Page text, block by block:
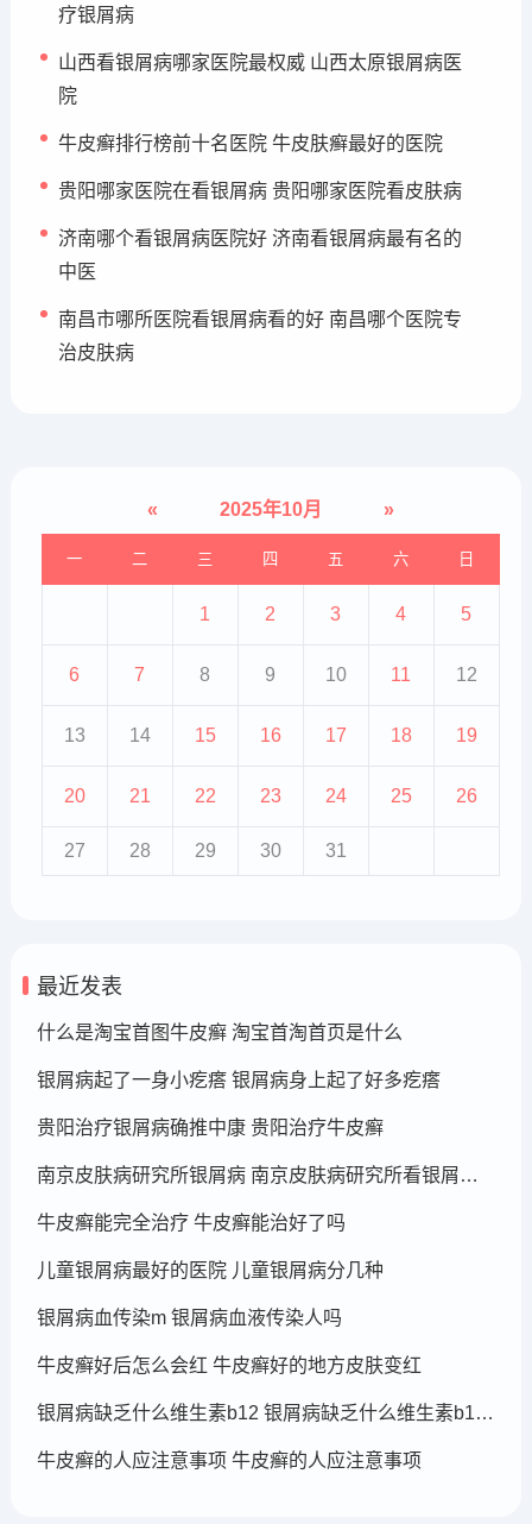
疗银屑病
山西看银屑病哪家医院最权威 山西太原银屑病医
院
牛皮癣排行榜前十名医院 牛皮肤癣最好的医院
贵阳哪家医院在看银屑病 贵阳哪家医院看皮肤病
济南哪个看银屑病医院好 济南看银屑病最有名的
中医
南昌市哪所医院看银屑病看的好 南昌哪个医院专
治皮肤病
« 2025年10月 »
一 二 三 四 五 六 日
1 2 3 4 5
6 7 8 9 10 11 12
13 14 15 16 17 18 19
20 21 22 23 24 25 26
27 28 29 30 31
最近发表
什么是淘宝首图牛皮癣 淘宝首淘首页是什么
银屑病起了一身小疙瘩 银屑病身上起了好多疙瘩
贵阳治疗银屑病确推中康 贵阳治疗牛皮癣
南京皮肤病研究所银屑病 南京皮肤病研究所看银屑病哪个医生厉害
牛皮癣能完全治疗 牛皮癣能治好了吗
儿童银屑病最好的医院 儿童银屑病分几种
银屑病血传染m 银屑病血液传染人吗
牛皮癣好后怎么会红 牛皮癣好的地方皮肤变红
银屑病缺乏什么维生素b12 银屑病缺乏什么维生素b12可以补充
牛皮癣的人应注意事项 牛皮癣的人应注意事项